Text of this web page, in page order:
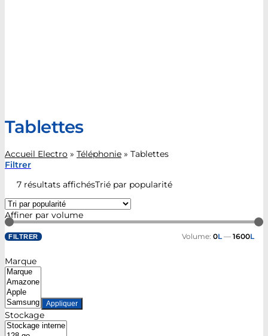
Tablettes
Accueil Electro » Téléphonie » Tablettes
Filtrer
7 résultats affichésTrié par popularité
Affiner par volume
FILTRER Volume: 0L — 1600L
Marque
Appliquer
Stockage